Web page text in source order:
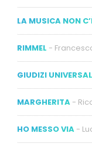
LA MUSICA NON
RIMMEL -
GIUDIZI
MARGHERITA -
HO MESSO VIA -